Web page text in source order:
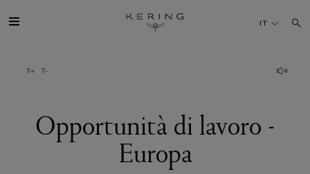
lavoro
IT
Opportunità di lavoro -
Europa